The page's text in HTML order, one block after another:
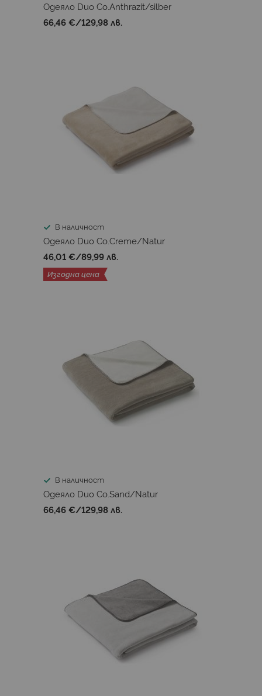
Одеяло Duo Co.Anthrazit/silber
66,46 €/129,98 лв.
В наличност
Одеяло Duo Co.Creme/Natur
46,01 €/89,99 лв.
Изгодна цена
В наличност
Одеяло Duo Co.Sand/Natur
66,46 €/129,98 лв.